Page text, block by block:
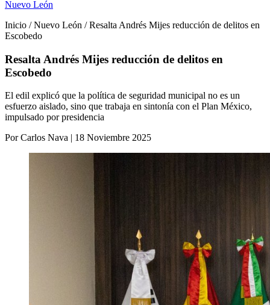
Nuevo León
Inicio / Nuevo León / Resalta Andrés Mijes reducción de delitos en
Escobedo
Resalta Andrés Mijes reducción de delitos en
Escobedo
El edil explicó que la política de seguridad municipal no es un
esfuerzo aislado, sino que trabaja en sintonía con el Plan México,
impulsado por presidencia
Por Carlos Nava | 18 Noviembre 2025